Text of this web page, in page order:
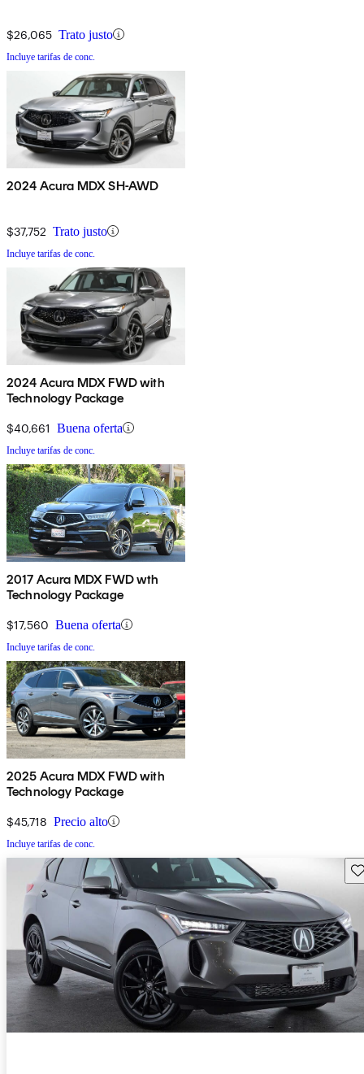
$26,065 Trato justo
Incluye tarifas de conc.
2024 Acura MDX SH-AWD
$37,752 Trato justo
Incluye tarifas de conc.
2024 Acura MDX FWD with
Technology Package
$40,661 Buena oferta
Incluye tarifas de conc.
2017 Acura MDX FWD wth
Technology Package
$17,560 Buena oferta
Incluye tarifas de conc.
2025 Acura MDX FWD with
Technology Package
$45,718 Precio alto
Incluye tarifas de conc.